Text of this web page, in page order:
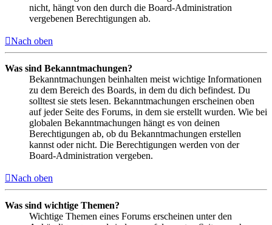
nicht, hängt von den durch die Board-Administration
vergebenen Berechtigungen ab.
Nach oben
Was sind Bekanntmachungen?
Bekanntmachungen beinhalten meist wichtige Informationen
zu dem Bereich des Boards, in dem du dich befindest. Du
solltest sie stets lesen. Bekanntmachungen erscheinen oben
auf jeder Seite des Forums, in dem sie erstellt wurden. Wie bei
globalen Bekanntmachungen hängt es von deinen
Berechtigungen ab, ob du Bekanntmachungen erstellen
kannst oder nicht. Die Berechtigungen werden von der
Board-Administration vergeben.
Nach oben
Was sind wichtige Themen?
Wichtige Themen eines Forums erscheinen unter den